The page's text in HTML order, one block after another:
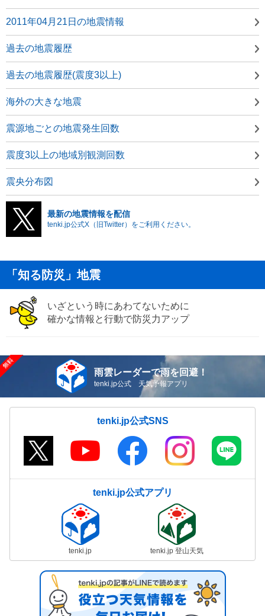
2011年04月21日の地震情報
過去の地震履歴
過去の地震履歴(震度3以上)
海外の大きな地震
震源地ごとの地震発生回数
震度3以上の地域別観測回数
震央分布図
最新の地震情報を配信
tenki.jp公式X（旧Twitter）をご利用ください。
「知る防災」地震
いざという時にあわてないために
確かな情報と行動で防災力アップ
雨雲レーダーで雨を回避！
tenki.jp公式 天気予報アプリ
tenki.jp公式SNS
tenki.jp公式アプリ
tenki.jp tenki.jp 登山天気